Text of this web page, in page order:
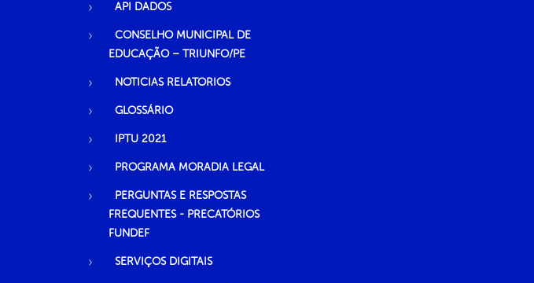
API DADOS
CONSELHO MUNICIPAL DE
EDUCAÇÃO – TRIUNFO/PE
NOTICIAS RELATORIOS
GLOSSÁRIO
IPTU 2021
PROGRAMA MORADIA LEGAL
PERGUNTAS E RESPOSTAS
FREQUENTES - PRECATÓRIOS
FUNDEF
SERVIÇOS DIGITAIS